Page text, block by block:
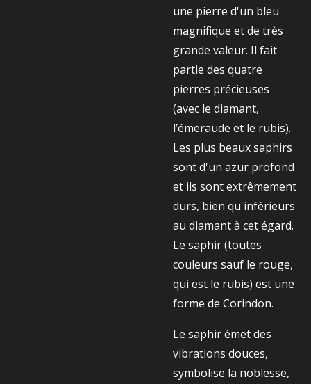
une pierre d'un bleu
magnifique et de très
grande valeur. Il fait
partie des quatre
pierres précieuses
(avec le diamant,
l’émeraude et le rubis).
Les plus beaux saphirs
sont d'un azur profond
et ils sont extrêmement
durs, bien qu'inférieurs
au diamant à cet égard.
Le saphir (toutes
couleurs sauf le rouge,
qui est le rubis) est une
forme de Corindon.
Le saphir émet des
vibrations douces,
symbolise la noblesse,